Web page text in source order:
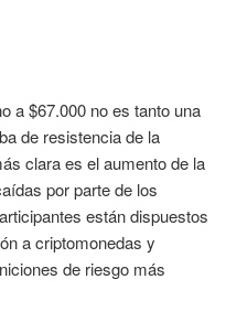
a $67.000 no es tanto una
de resistencia de la
clara es el aumento de la
por parte de los
están dispuestos
a criptomonedas y
de riesgo más